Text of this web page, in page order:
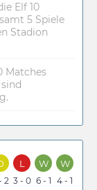
Elf 10
5 Spiele
Stadion
Matches
2
L
3 - 0
W
6 - 1
W
4 - 1